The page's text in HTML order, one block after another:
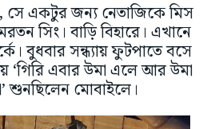
সে একটুর জন্য নেতাজিকে মিস
সিং। বাড়ি বিহারে। এখানে
বুধবার সন্ধ্যায় ফুটপাতে বসে
এবার উমা এলে আর উমা
শুনছিলেন মোবাইলে।